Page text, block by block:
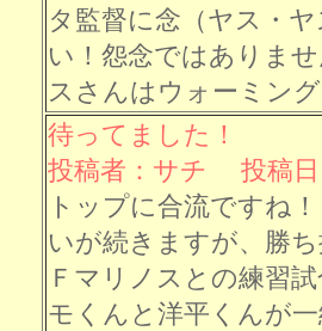
タ監督に念（ヤス・
い！怨念ではありま
スさんはウォーミン
待ってました！
投稿者：サチ 投稿日
トップに合流ですね
いが続きますが、勝
Ｆマリノスとの練習
モくんと洋平くんが